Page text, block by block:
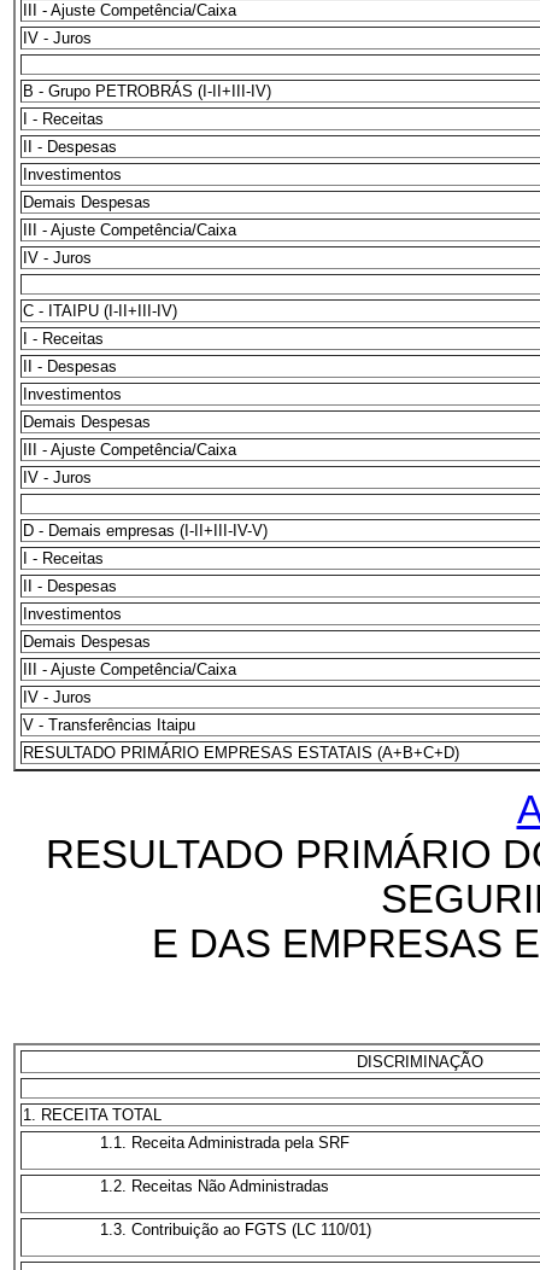
III - Ajuste Competência/Caixa
IV - Juros
B - Grupo PETROBRÁS (I-II+III-IV)
I - Receitas
II - Despesas
Investimentos
Demais Despesas
III - Ajuste Competência/Caixa
IV - Juros
C - ITAIPU (I-II+III-IV)
I - Receitas
II - Despesas
Investimentos
Demais Despesas
III - Ajuste Competência/Caixa
IV - Juros
D - Demais empresas (I-II+III-IV-V)
I - Receitas
II - Despesas
Investimentos
Demais Despesas
III - Ajuste Competência/Caixa
IV - Juros
V - Transferências Itaipu
RESULTADO PRIMÁRIO EMPRESAS ESTATAIS (A+B+C+D)
RESULTADO PRIMÁRIO
E DAS EMPRESAS
DISCRIMINAÇÃO
1. RECEITA TOTAL
1.1. Receita Administrada pela SRF
1.2. Receitas Não Administradas
1.3. Contribuição ao FGTS (LC 110/01)